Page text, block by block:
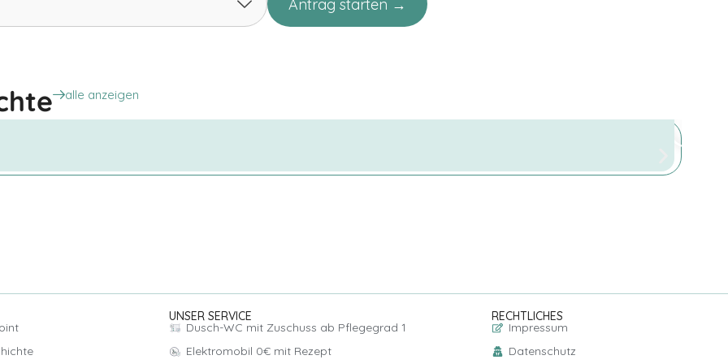
Antrag starten →
alle anzeigen
UNSER SERVICE
Dusch-WC mit Zuschuss ab Pflegegrad 1
Elektromobil 0€ mit Rezept
RECHTLICHES
Impressum
Datenschutz